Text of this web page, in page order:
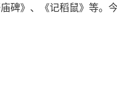
碑》、《记稻鼠》等。